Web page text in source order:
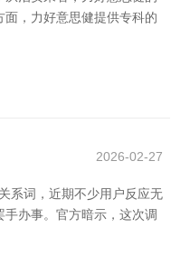
，力好意思健提供专科的
2026-02-27
系词，近期不少用户反应无
办事。官方暗示，这次调